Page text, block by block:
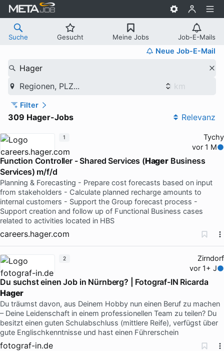
Suche Gesucht Meine Jobs Job-E-Mails
Neue Job-E-Mail
Hager
Regionen, PLZ...
Filter
309 Hager-Jobs Relevanz
Tychy
vor 1 M
Function Controller - Shared Services (HagerBusiness
Services) m/f/d
Planning & Forecasting - Prepare cost forecasts based on input
from stakeholders - Calculate planned recharge amounts to
internal customers - Support the Group forecast process -
Support creation and follow up of Functional Business cases
related to activities located in HBS
careers.hager.com
1
Zirndorf
vor 1+ J
Du suchst einen Job in Nürnberg? | Fotograf-IN Ricarda
Hager
Du träumst davon, aus Deinem Hobby nun einen Beruf zu machen
– Deine Leidenschaft in einem professionellen Team zu teilen? Du
besitzt einen guten Schulabschluss (mittlere Reife), verfügst über
gute Englischkenntnisse und hast einen Führerschein
fotograf-in.de
2